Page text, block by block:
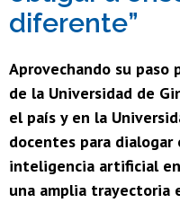
diferente”
Aprovechando su
de la Universidad de
el país y en la
docentes para
inteligencia artificial en
una amplia trayectoria